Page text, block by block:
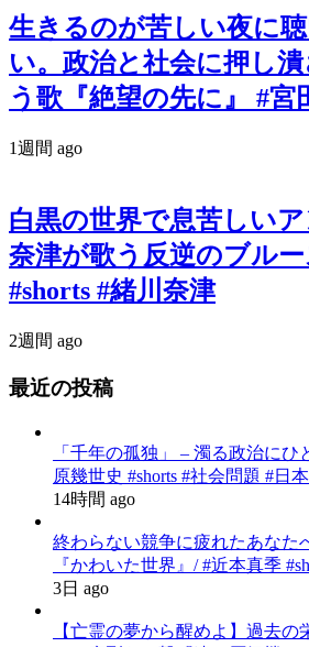
生きるのが苦しい夜に
い。政治と社会に押し
う歌『絶望の先に』 #宮
1週間 ago
白黒の世界で息苦しいア
奈津が歌う反逆のブルー
#shorts #緒川奈津
2週間 ago
最近の投稿
「千年の孤独」 – 濁る政治に
原幾世史 #shorts #社会問題 #日
14時間 ago
終わらない競争に疲れたあなた
『かわいた世界』/ #近本真季
3日 ago
【亡霊の夢から醒めよ】過去